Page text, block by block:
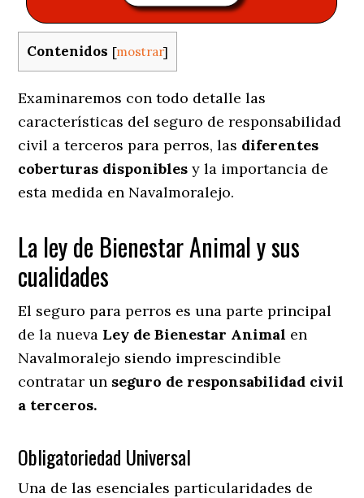
Contenidos [mostrar]
Examinaremos con todo detalle las
características del seguro de responsabilidad
civil a terceros para perros, las diferentes
coberturas disponibles y la importancia de
esta medida en Navalmoralejo.
La ley de Bienestar Animal y sus
cualidades
El seguro para perros es una parte principal
de la nueva Ley de Bienestar Animal en
Navalmoralejo siendo imprescindible
contratar un seguro de responsabilidad civil
a terceros.
Obligatoriedad Universal
Una de las esenciales particularidades de